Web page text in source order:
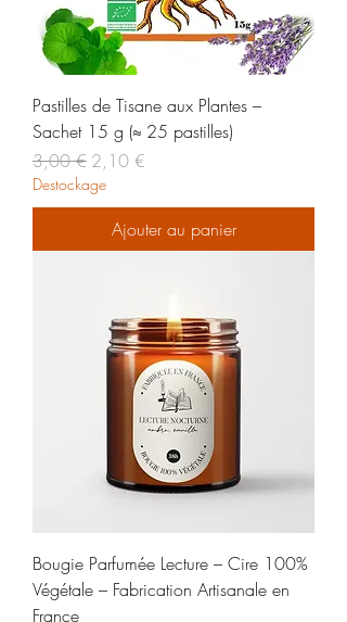
Pastilles de Tisane aux Plantes –
Sachet 15 g (≈ 25 pastilles)
Prix original
3,00 € Prix promotionnel
2,10 €
Destockage
Ajouter au panier
Bougie Parfumée Lecture – Cire 100%
Végétale – Fabrication Artisanale en
France